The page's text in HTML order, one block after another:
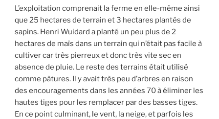
L’exploitation comprenait la ferme en elle-même ainsi
que 25 hectares de terrain et 3 hectares plantés de
sapins. Henri Wuidard a planté un peu plus de 2
hectares de maïs dans un terrain qui n’était pas facile à
cultiver car très pierreux et donc très vite sec en
absence de pluie. Le reste des terrains était utilisé
comme pâtures. Il y avait très peu d’arbres en raison
des encouragements dans les années 70 à éliminer les
hautes tiges pour les remplacer par des basses tiges.
En ce point culminant, le vent, la neige, et parfois les